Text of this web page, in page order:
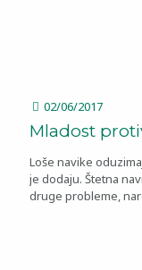
02/06/2017
Mladost
Loše navike
je dodaju. Štetna
druge probleme,